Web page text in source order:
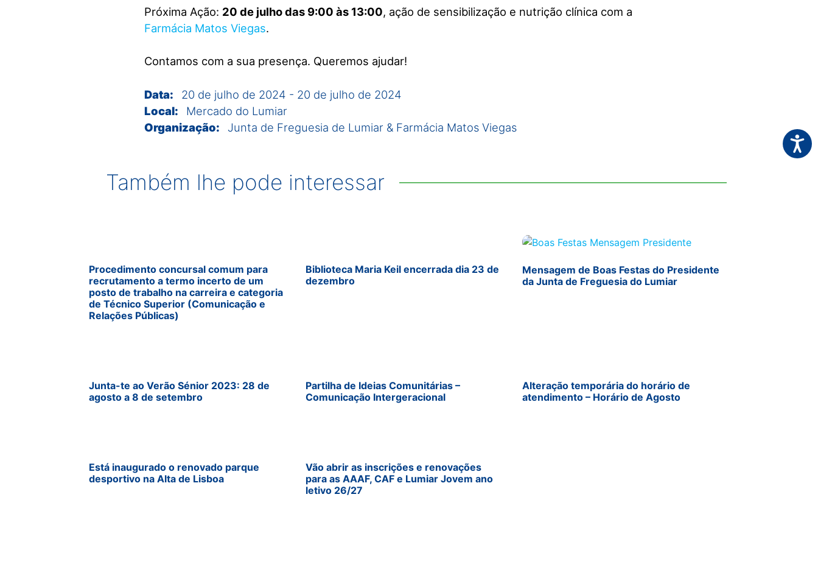
Próxima Ação: 20 de julho das 9:00 às 13:00, ação de sensibilização e nutrição clínica com a
Farmácia Matos Viegas.
Contamos com a sua presença. Queremos ajudar!
Data: 20 de julho de 2024 - 20 de julho de 2024
Local:
Mercado do Lumiar
Organização:
Junta de Freguesia de Lumiar & Farmácia Matos Viegas
Também lhe pode interessar
Procedimento concursal comum para
recrutamento a termo incerto de um
posto de trabalho na carreira e categoria
de Técnico Superior (Comunicação e
Relações Públicas)
Biblioteca Maria Keil encerrada dia 23 de
dezembro
Mensagem de Boas Festas do Presidente
da Junta de Freguesia do Lumiar
Junta-te ao Verão Sénior 2023: 28 de
agosto a 8 de setembro
Partilha de Ideias Comunitárias –
Comunicação Intergeracional
Alteração temporária do horário de
atendimento – Horário de Agosto
Está inaugurado o renovado parque
desportivo na Alta de Lisboa
Vão abrir as inscrições e renovações
para as AAAF, CAF e Lumiar Jovem ano
letivo 26/27